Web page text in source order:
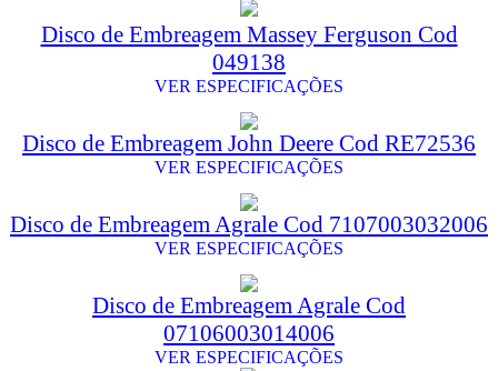
Disco de Embreagem Massey Ferguson Cod
049138
VER ESPECIFICAÇÕES
Disco de Embreagem John Deere Cod RE72536
VER ESPECIFICAÇÕES
Disco de Embreagem Agrale Cod 7107003032006
VER ESPECIFICAÇÕES
Disco de Embreagem Agrale Cod
07106003014006
VER ESPECIFICAÇÕES